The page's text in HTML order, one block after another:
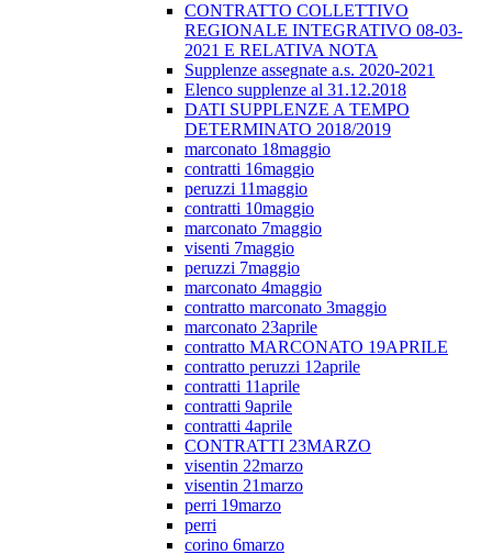
CONTRATTO COLLETTIVO
REGIONALE INTEGRATIVO 08-03-
2021 E RELATIVA NOTA
Supplenze assegnate a.s. 2020-2021
Elenco supplenze al 31.12.2018
DATI SUPPLENZE A TEMPO
DETERMINATO 2018/2019
marconato 18maggio
contratti 16maggio
peruzzi 11maggio
contratti 10maggio
marconato 7maggio
visenti 7maggio
peruzzi 7maggio
marconato 4maggio
contratto marconato 3maggio
marconato 23aprile
contratto MARCONATO 19APRILE
contratto peruzzi 12aprile
contratti 11aprile
contratti 9aprile
contratti 4aprile
CONTRATTI 23MARZO
visentin 22marzo
visentin 21marzo
perri 19marzo
perri
corino 6marzo